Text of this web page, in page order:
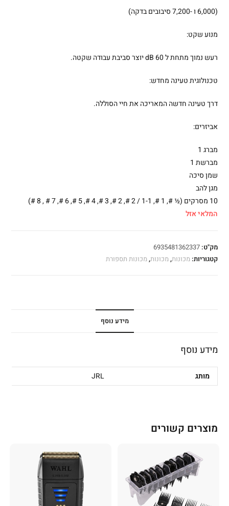
(6,000 ו -7,200 סיבובים בדקה)
מנוע שקט:
רעש נמוך מתחת ל 60 dB יוצר סביבת עבודה שקטה.
טכנולוגית טעינה מחדש:
דרך טעינה חדשה המאריכה את חיי הסוללה.
אביזרים:
מברג 1
מברשת 1
שמן סיכה
מגן להב
10 מסרקים (½ #, 1 #, 1-1 / 2 #, 2 #, 3 #, 4 #, 5 #, 6 #, 7 # , 8 #)
המלאי אזל
מק"ט:6935481362337
קטגוריות:מכונות,מכונות,מכונות תספורת
מידע נוסף
מידע נוסף
מותג JRL
מוצרים קשורים